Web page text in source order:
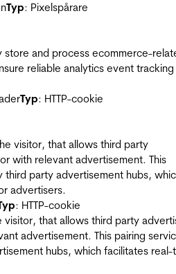
Typ: Pixelspårare
store and process ecommerce-
reliable analytics event tracking
Typ: HTTP-cookie
visitor, that allows third party
with relevant advertisement. This
third party advertisement hubs,
advertisers.
: HTTP-cookie
visitor, that allows third party
advertisement. This pairing
hubs, which facilitates real-